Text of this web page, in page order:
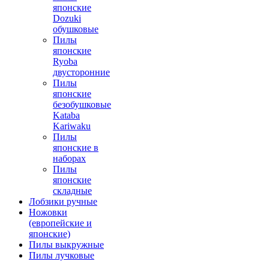
японские
Dozuki
обушковые
Пилы
японские
Ryoba
двусторонние
Пилы
японские
безобушковые
Kataba
Kariwaku
Пилы
японские в
наборах
Пилы
японские
складные
Лобзики ручные
Ножовки
(европейские и
японские)
Пилы выкружные
Пилы лучковые